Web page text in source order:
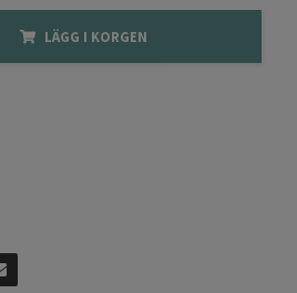
LÄGG I KORGEN